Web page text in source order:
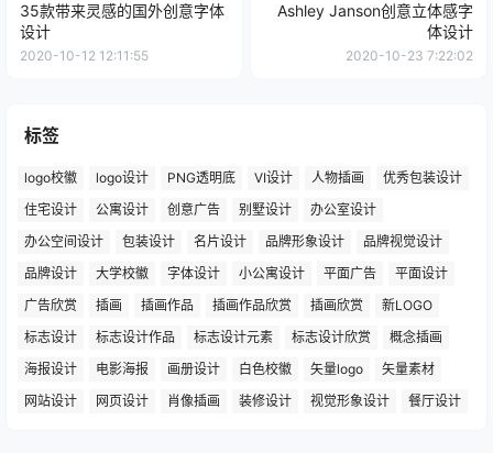
35款带来灵感的国外创意字体
设计
2020-10-12 12:11:55
Ashley Janson创意立体感字
体设计
2020-10-23 7:22:02
标签
logo校徽 logo设计 PNG透明底 VI设计 人物插画
优秀包装设计
住宅设计
公寓设计 创意广告 别墅设计
办公室设计
办公空间设计
包装设计 名片设计 品牌形象设计
品牌视觉设计
品牌设计
大学校徽 字体设计 小公寓设计 平面广告
平面设计
广告欣赏
插画 插画作品 插画作品欣赏 插画欣赏
新LOGO
标志设计
标志设计作品 标志设计元素 标志设计欣赏
概念插画
海报设计
电影海报 画册设计 白色校徽 矢量logo
矢量素材
网站设计
网页设计 肖像插画 装修设计 视觉形象设计 餐厅设计